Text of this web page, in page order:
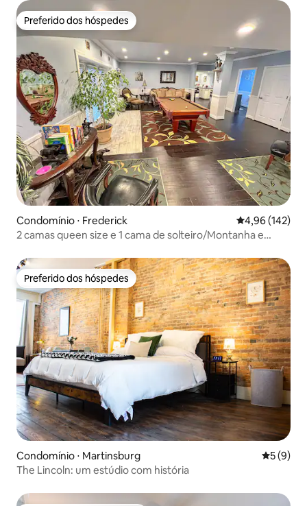
Preferido dos hóspedes
Preferido dos hóspedes
Condomínio ⋅ Frederick 4,96 de uma
4,96 (142)
2 camas queen size e 1 cama de solteiro/Montanha e
Preferido dos hóspedes
Preferido dos hóspedes
Condomínio ⋅ Martinsburg 5 de
5 (9)
The Lincoln: um estúdio com história